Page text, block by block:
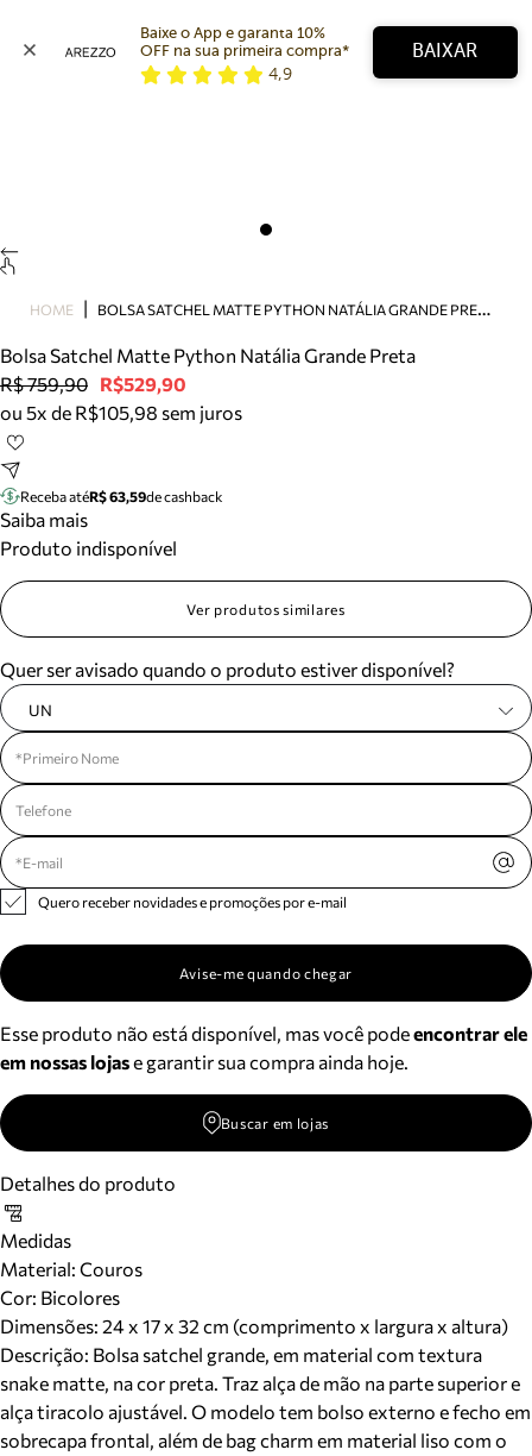
Bolsa
Tamanco
Tênis
Mule
Tire dúvidas sobre pedidos, devoluções e mais.
Meus pedidos
Acompanhe seus pedidos e solicite devoluções.
Baixe o App e garanta 10%
OFF na sua primeira compra*
4,9
BAIXAR
HOME B
OLSA SATCHEL MATTE PYTHON NATÁLIA GRANDE PRETA
Bolsa Satchel Matte Python Natália Grande Preta
R$ 759,90 R$529,90
ou 5x de R$105,98 sem juros
Receba atéR$ 63,59de cashback
Saiba mais
Produto indisponível
Ver produtos similares
Quer ser avisado quando o produto estiver disponível?
UN
Quero receber novidades e promoções por e-mail
Avise-me quando chegar
Esse produto não está disponível, mas você podeencontrar ele
em nossas lojase garantir sua compra ainda hoje.
Buscar em lojas
Detalhes do produto
Medidas
Material: Couros
Cor: Bicolores
Dimensões: 24 x 17 x 32 cm (comprimento x largura x altura)
Descrição: Bolsa satchel grande, em material com textura
snake matte, na cor preta. Traz alça de mão na parte superior e
alça tiracolo ajustável. O modelo tem bolso externo e fecho em
sobrecapa frontal, além de bag charm em material liso com o